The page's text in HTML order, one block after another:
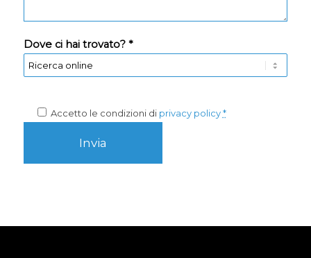
Dove ci hai trovato? *
Accetto le condizioni di privacy policy *